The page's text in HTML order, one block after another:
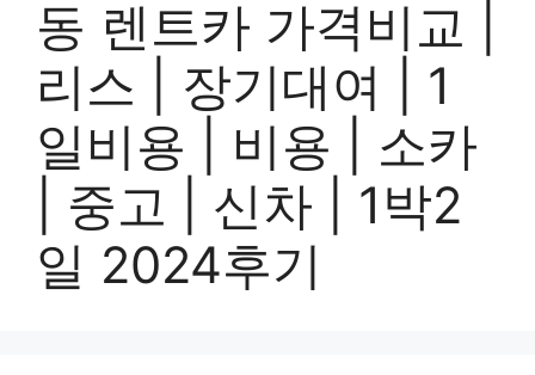
동 렌트카 가격비교 |
리스 | 장기대여 | 1
일비용 | 비용 | 소카
| 중고 | 신차 | 1박2
일 2024후기